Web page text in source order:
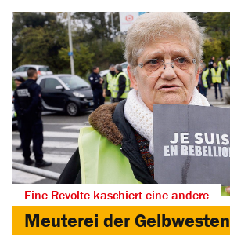
Eine Revolte kaschiert eine andere
Meuterei der Gelbwesten